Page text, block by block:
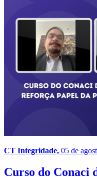
CT Integridade, 05 de
Curso do Conaci